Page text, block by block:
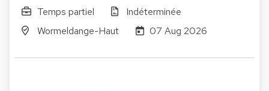
Temps partiel
Indéterminée
Wormeldange-Haut
07 Aug 2026